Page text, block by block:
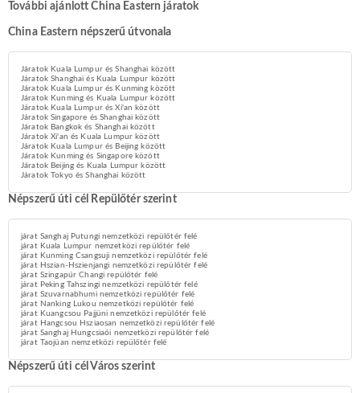
További ajánlott China Eastern járatok
China Eastern népszerű útvonala
Járatok Kuala Lumpur és Shanghai között
Járatok Shanghai és Kuala Lumpur között
Járatok Kuala Lumpur és Kunming között
Járatok Kunming és Kuala Lumpur között
Járatok Kuala Lumpur és Xi'an között
Járatok Singapore és Shanghai között
Járatok Bangkok és Shanghai között
Járatok Xi'an és Kuala Lumpur között
Járatok Kuala Lumpur és Beijing között
Járatok Kunming és Singapore között
Járatok Beijing és Kuala Lumpur között
Járatok Tokyo és Shanghai között
Népszerű úti cél Repülőtér szerint
járat Sanghaj Putungi nemzetközi repülőtér felé
járat Kuala Lumpur nemzetközi repülőtér felé
járat Kunming Csangsuji nemzetközi repülőtér felé
járat Hszian-Hszienjangi nemzetközi repülőtér felé
járat Szingapúr Changi repülőtér felé
járat Peking Tahszingi nemzetközi repülőtér felé
járat Szuvarnabhumi nemzetközi repülőtér felé
járat Nanking Lukou nemzetközi repülőtér felé
járat Kuangcsou Pajjüni nemzetközi repülőtér felé
járat Hangcsou Hsziaosan nemzetközi repülőtér felé
járat Sanghaj Hungcsiaói nemzetközi repülőtér felé
járat Taojüan nemzetközi repülőtér felé
Népszerű úti cél Város szerint